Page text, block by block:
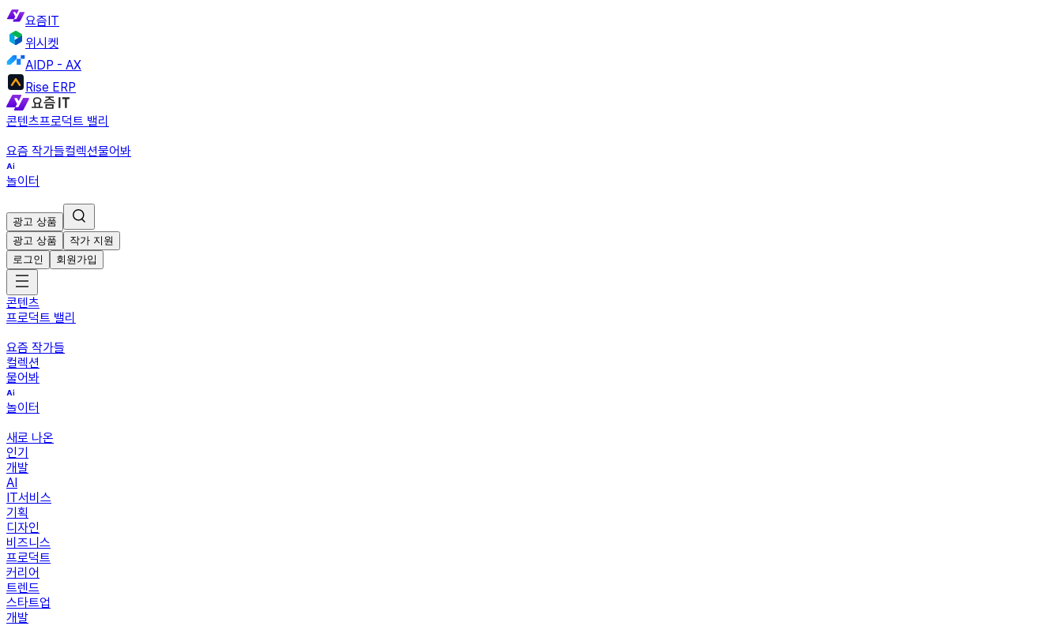
요즘IT
위시켓
AIDP - AX
Rise ERP
콘텐츠프로덕트 밸리
요즘 작가들컬렉션물어봐
놀이터
광고 상품
광고 상품
작가 지원
로그인
회원가입
콘텐츠
프로덕트 밸리
요즘 작가들
컬렉션
물어봐
놀이터
새로 나온
인기
개발
AI
IT서비스
기획
디자인
비즈니스
프로덕트
커리어
트렌드
스타트업
개발